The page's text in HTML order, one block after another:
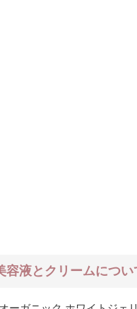
容液とクリームについ